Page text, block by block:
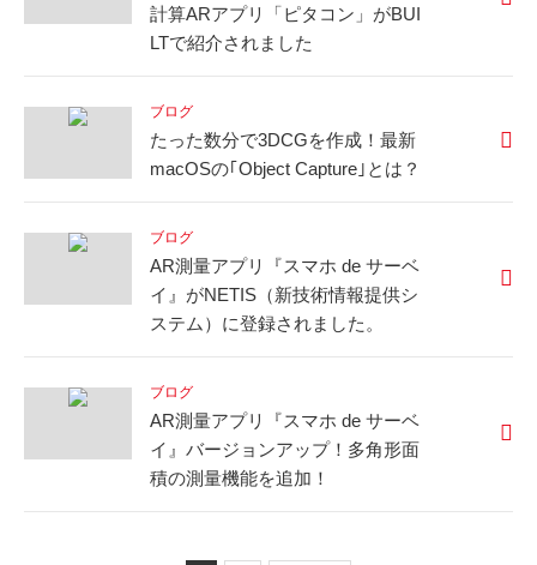
計算ARアプリ「ピタコン」がBUI
LTで紹介されました
ブログ
たった数分で3DCGを作成！最新
macOSの｢Object Capture｣とは？
ブログ
AR測量アプリ『スマホ de サーベ
イ』がNETIS（新技術情報提供シ
ステム）に登録されました。
ブログ
AR測量アプリ『スマホ de サーベ
イ』バージョンアップ！多角形面
積の測量機能を追加！